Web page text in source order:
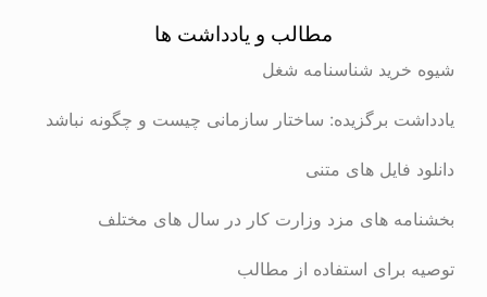
مطالب و یادداشت ها
شیوه خرید شناسنامه شغل
یادداشت برگزیده: ساختار سازمانی چیست و چگونه نباشد
دانلود فایل های متنی
بخشنامه های مزد وزارت کار در سال های مختلف
توصیه برای استفاده از مطالب